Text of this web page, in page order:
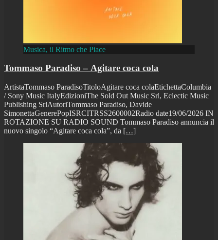
Musica, il Ritmo che Piace
Tommaso Paradiso – Agitare coca cola
ArtistaTommaso ParadisoTitoloAgitare coca colaEtichettaColumbia
/ Sony Music ItalyEdizioniThe Sold Out Music Srl, Eclectic Music
Publishing SrlAutoriTommaso Paradiso, Davide
SimonettaGenerePopISRCITRSS2600002Radio date19/06/2026 IN
ROTAZIONE SU RADIO SOUND Tommaso Paradiso annuncia il
nuovo singolo “Agitare coca cola”, da […]